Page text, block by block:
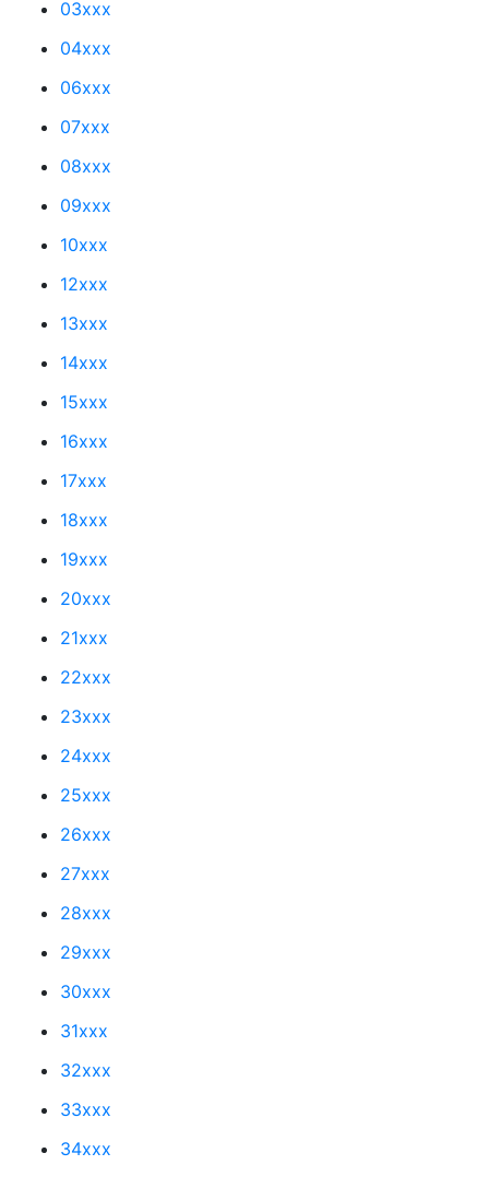
03xxx
04xxx
06xxx
07xxx
08xxx
09xxx
10xxx
12xxx
13xxx
14xxx
15xxx
16xxx
17xxx
18xxx
19xxx
20xxx
21xxx
22xxx
23xxx
24xxx
25xxx
26xxx
27xxx
28xxx
29xxx
30xxx
31xxx
32xxx
33xxx
34xxx